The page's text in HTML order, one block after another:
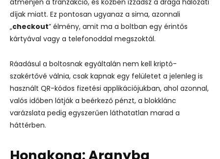
díjak miatt. Ez pontosan ugyanaz a sima, azonnali
„checkout” élmény, amit ma a boltban egy érintős
kártyával vagy a telefonoddal megszoktál.
Ráadásul a boltosnak egyáltalán nem kell kriptó-
szakértővé válnia, csak kapnak egy felületet a jelenleg is
használt QR-kódos fizetési applikációjukban, ahol azonnal,
valós időben látják a beérkező pénzt, a blokklánc
varázslata pedig egyszerűen láthatatlan marad a
háttérben.
Hongkong: Aranyba